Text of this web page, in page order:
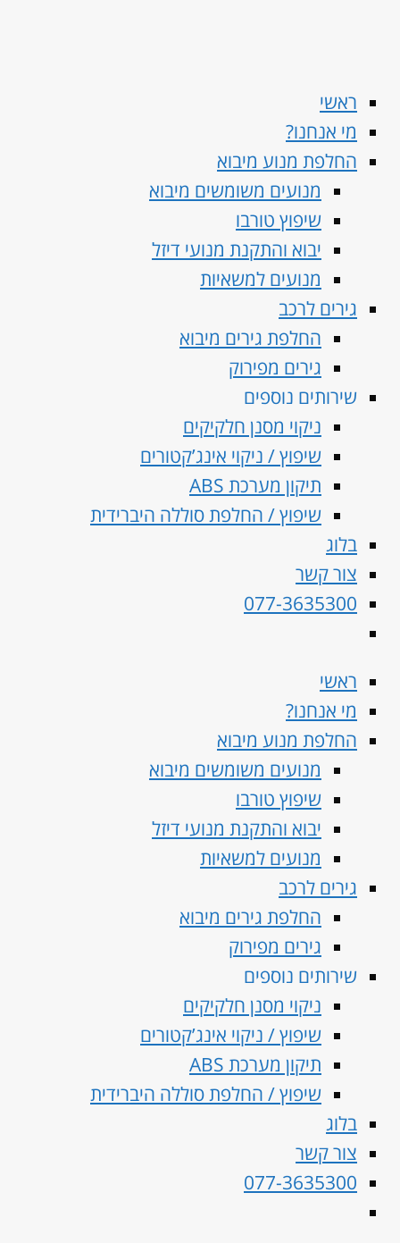
ראשי
מי אנחנו?
החלפת מנוע מיבוא
מנועים משומשים מיבוא
שיפוץ טורבו
יבוא והתקנת מנועי דיזל
מנועים למשאיות
גירים לרכב
החלפת גירים מיבוא
גירים מפירוק
שירותים נוספים
ניקוי מסנן חלקיקים
שיפוץ / ניקוי אינג’קטורים
תיקון מערכת ABS
שיפוץ / החלפת סוללה היברידית
בלוג
צור קשר
077-3635300
ראשי
מי אנחנו?
החלפת מנוע מיבוא
מנועים משומשים מיבוא
שיפוץ טורבו
יבוא והתקנת מנועי דיזל
מנועים למשאיות
גירים לרכב
החלפת גירים מיבוא
גירים מפירוק
שירותים נוספים
ניקוי מסנן חלקיקים
שיפוץ / ניקוי אינג’קטורים
תיקון מערכת ABS
שיפוץ / החלפת סוללה היברידית
בלוג
צור קשר
077-3635300